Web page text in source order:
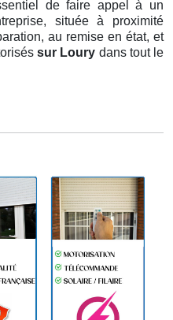
de faire appel à un
située à proximité
au remise en état, et
sur Loury dans tout le